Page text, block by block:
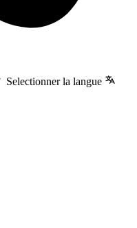
Selectionner la langue